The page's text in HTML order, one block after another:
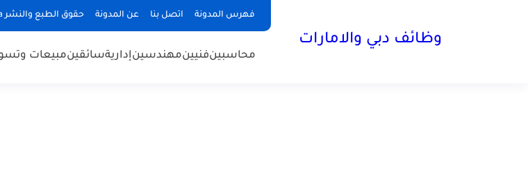
فهرس المدونة اتصل بنا عن المدونة حقوق الطبع والنشر dmca
وظائف دبي والامارات
محاسبينفنيينمهندسينإداريةسائقينمبيعات